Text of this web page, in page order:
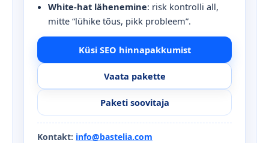
White-hat lähenemine: risk kontrolli all,
mitte “lühike tõus, pikk probleem”.
Küsi SEO hinnapakkumist
Vaata pakette
Paketi soovitaja
Kontakt: info@bastelia.com